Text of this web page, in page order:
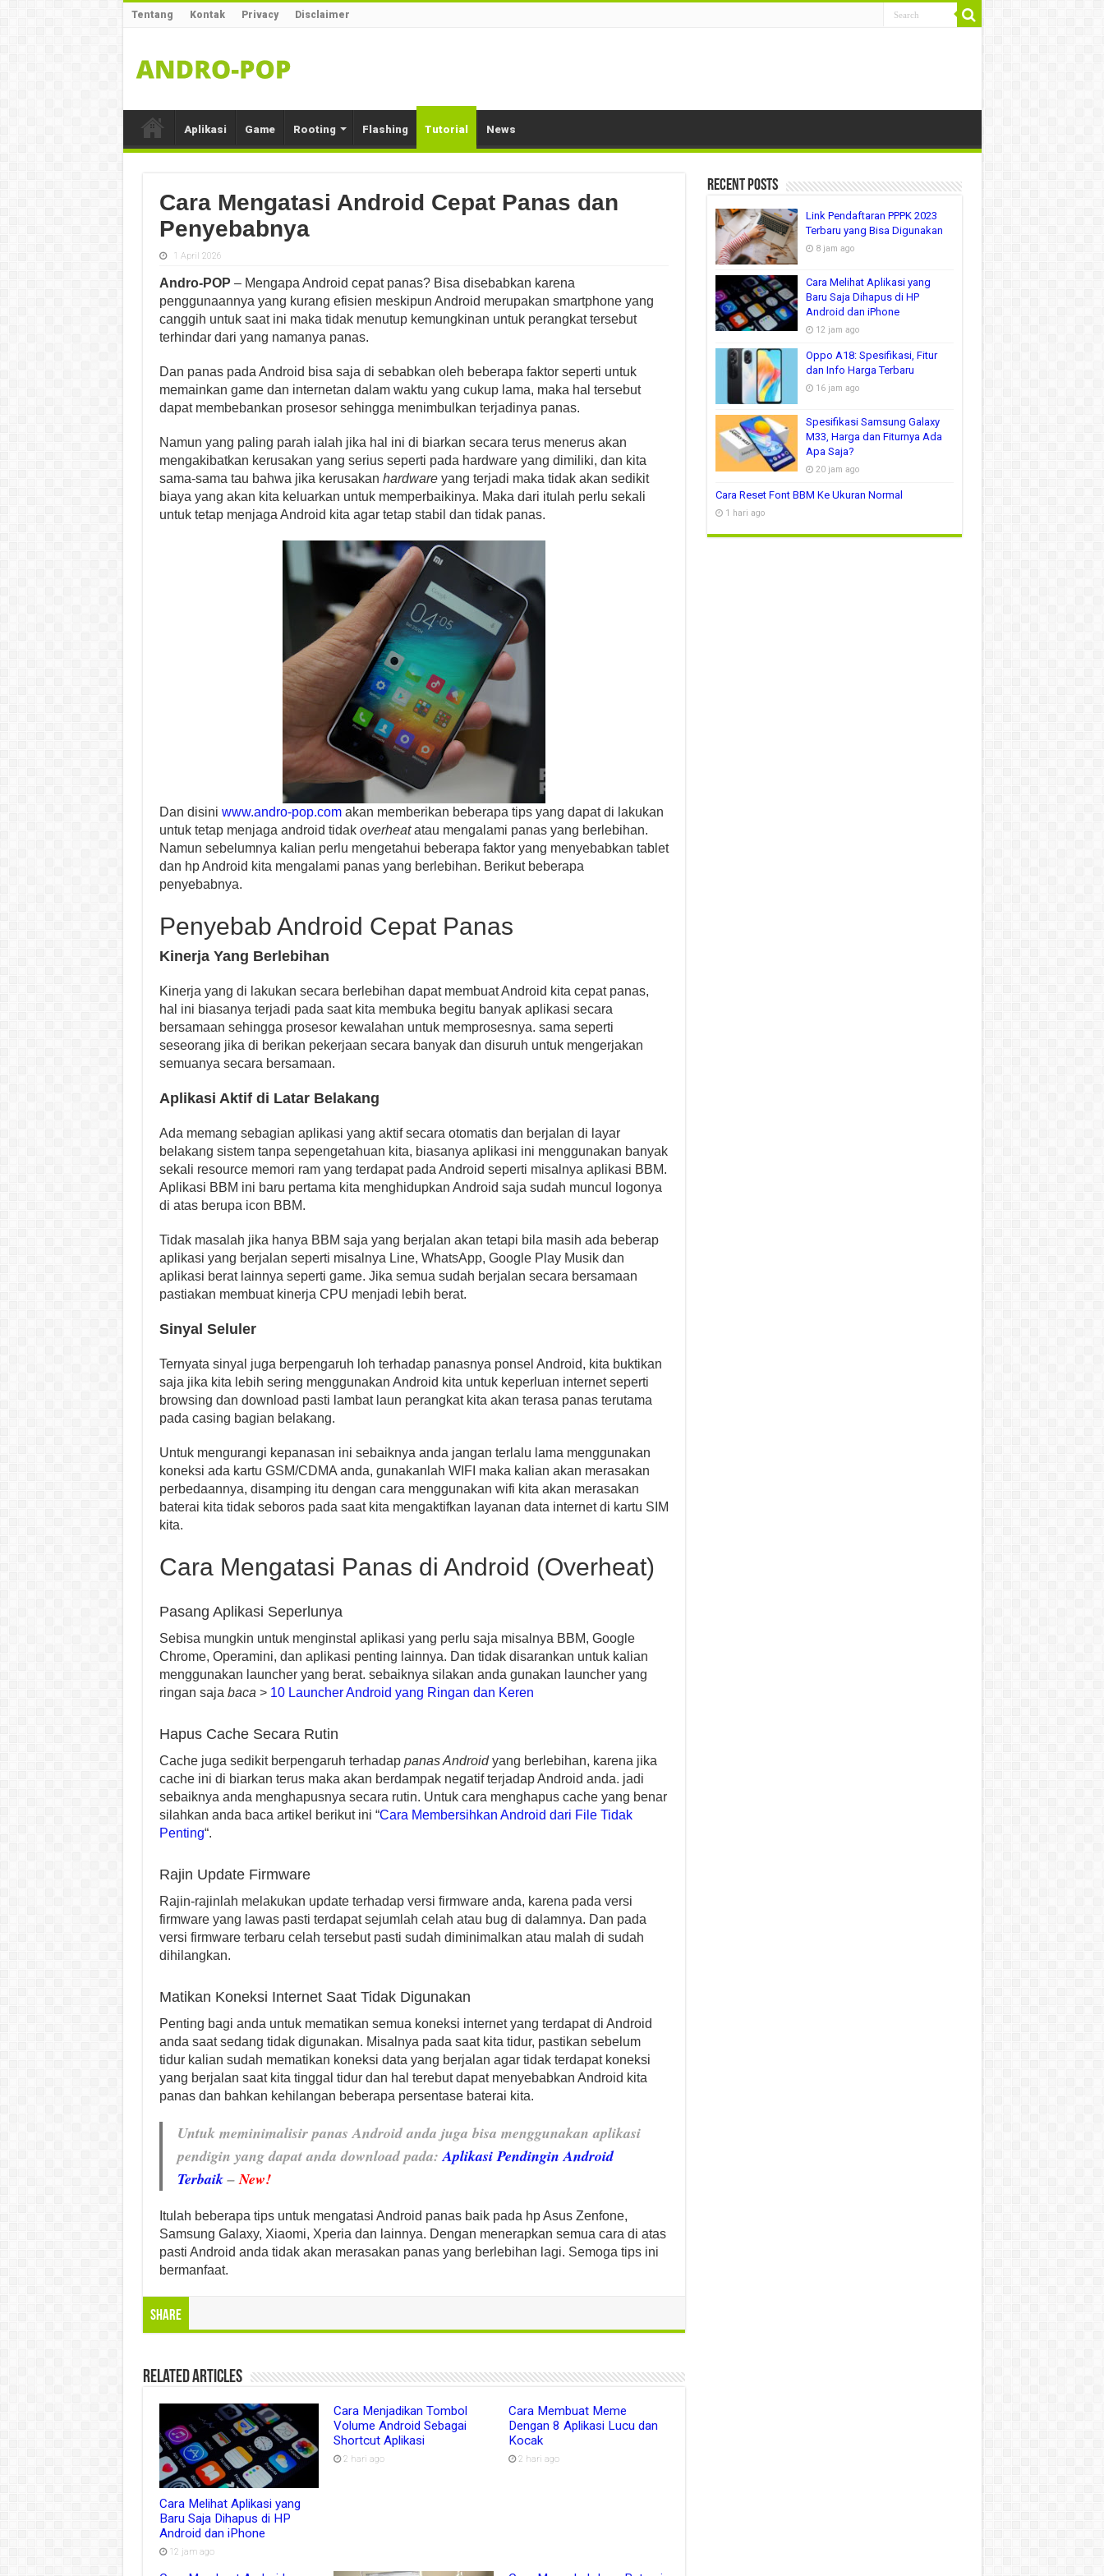
Tentang Kontak Privacy Disclaimer
Aplikasi Game Rooting Flashing Tutorial News
Cara Mengatasi Android Cepat Panas dan
Penyebabnya
1 April 2026
Andro-POP – Mengapa Android cepat panas? Bisa disebabkan karena
penggunaannya yang kurang efisien meskipun Android merupakan smartphone yang
canggih untuk saat ini maka tidak menutup kemungkinan untuk perangkat tersebut
terhindar dari yang namanya panas.
Dan panas pada Android bisa saja di sebabkan oleh beberapa faktor seperti untuk
memainkan game dan internetan dalam waktu yang cukup lama, maka hal tersebut
dapat membebankan prosesor sehingga menimbulkan terjadinya panas.
Namun yang paling parah ialah jika hal ini di biarkan secara terus menerus akan
mengakibatkan kerusakan yang serius seperti pada hardware yang dimiliki, dan kita
sama-sama tau bahwa jika kerusakan hardwareyang terjadi maka tidak akan sedikit
biaya yang akan kita keluarkan untuk memperbaikinya. Maka dari itulah perlu sekali
untuk tetap menjaga Android kita agar tetap stabil dan tidak panas.
Dan disini www.andro-pop.comakan memberikan beberapa tips yang dapat di lakukan
untuk tetap menjaga android tidak overheatatau mengalami panas yang berlebihan.
Namun sebelumnya kalian perlu mengetahui beberapa faktor yang menyebabkan tablet
dan hp Android kita mengalami panas yang berlebihan. Berikut beberapa
penyebabnya.
Penyebab Android Cepat Panas
Kinerja Yang Berlebihan
Kinerja yang di lakukan secara berlebihan dapat membuat Android kita cepat panas,
hal ini biasanya terjadi pada saat kita membuka begitu banyak aplikasi secara
bersamaan sehingga prosesor kewalahan untuk memprosesnya. sama seperti
seseorang jika di berikan pekerjaan secara banyak dan disuruh untuk mengerjakan
semuanya secara bersamaan.
Aplikasi Aktif di Latar Belakang
Ada memang sebagian aplikasi yang aktif secara otomatis dan berjalan di layar
belakang sistem tanpa sepengetahuan kita, biasanya aplikasi ini menggunakan banyak
sekali resource memori ram yang terdapat pada Android seperti misalnya aplikasi BBM.
Aplikasi BBM ini baru pertama kita menghidupkan Android saja sudah muncul logonya
di atas berupa icon BBM.
Tidak masalah jika hanya BBM saja yang berjalan akan tetapi bila masih ada beberap
aplikasi yang berjalan seperti misalnya Line, WhatsApp, Google Play Musik dan
aplikasi berat lainnya seperti game. Jika semua sudah berjalan secara bersamaan
pastiakan membuat kinerja CPU menjadi lebih berat.
Sinyal Seluler
Ternyata sinyal juga berpengaruh loh terhadap panasnya ponsel Android, kita buktikan
saja jika kita lebih sering menggunakan Android kita untuk keperluan internet seperti
browsing dan download pasti lambat laun perangkat kita akan terasa panas terutama
pada casing bagian belakang.
Untuk mengurangi kepanasan ini sebaiknya anda jangan terlalu lama menggunakan
koneksi ada kartu GSM/CDMA anda, gunakanlah WIFI maka kalian akan merasakan
perbedaannya, disamping itu dengan cara menggunakan wifi kita akan merasakan
baterai kita tidak seboros pada saat kita mengaktifkan layanan data internet di kartu SIM
kita.
Cara Mengatasi Panas di Android (Overheat)
Pasang Aplikasi Seperlunya
Sebisa mungkin untuk menginstal aplikasi yang perlu saja misalnya BBM, Google
Chrome, Operamini, dan aplikasi penting lainnya. Dan tidak disarankan untuk kalian
menggunakan launcher yang berat. sebaiknya silakan anda gunakan launcher yang
ringan saja baca > 10 Launcher Android yang Ringan dan Keren
Hapus Cache Secara Rutin
Cache juga sedikit berpengaruh terhadap panas Androidyang berlebihan, karena jika
cache ini di biarkan terus maka akan berdampak negatif terjadap Android anda. jadi
sebaiknya anda menghapusnya secara rutin. Untuk cara menghapus cache yang benar
silahkan anda baca artikel berikut ini “Cara Membersihkan Android dari File Tidak
Penting“.
Rajin Update Firmware
Rajin-rajinlah melakukan update terhadap versi firmware anda, karena pada versi
firmware yang lawas pasti terdapat sejumlah celah atau bug di dalamnya. Dan pada
versi firmware terbaru celah tersebut pasti sudah diminimalkan atau malah di sudah
dihilangkan.
Matikan Koneksi Internet Saat Tidak Digunakan
Penting bagi anda untuk mematikan semua koneksi internet yang terdapat di Android
anda saat sedang tidak digunakan. Misalnya pada saat kita tidur, pastikan sebelum
tidur kalian sudah mematikan koneksi data yang berjalan agar tidak terdapat koneksi
yang berjalan saat kita tinggal tidur dan hal terebut dapat menyebabkan Android kita
panas dan bahkan kehilangan beberapa persentase baterai kita.
Untuk meminimalisir panas Android anda juga bisa menggunakan aplikasi
pendigin yang dapat anda download pada:Aplikasi Pendingin Android
Terbaik–New!
Itulah beberapa tips untuk mengatasi Android panas baik pada hp Asus Zenfone,
Samsung Galaxy, Xiaomi, Xperia dan lainnya. Dengan menerapkan semua cara di atas
pasti Android anda tidak akan merasakan panas yang berlebihan lagi. Semoga tips ini
bermanfaat.
Share
Related Articles
Cara Melihat Aplikasi yang
Baru Saja Dihapus di HP
Android dan iPhone
12 jam ago
Cara Menjadikan Tombol
Volume Android Sebagai
Shortcut Aplikasi
2 hari ago
Cara Membuat Meme
Dengan 8 Aplikasi Lucu dan
Kocak
2 hari ago
Recent Posts
Link Pendaftaran PPPK 2023
Terbaru yang Bisa Digunakan
8 jam ago
Cara Melihat Aplikasi yang
Baru Saja Dihapus di HP
Android dan iPhone
12 jam ago
Oppo A18: Spesifikasi, Fitur
dan Info Harga Terbaru
16 jam ago
Spesifikasi Samsung Galaxy
M33, Harga dan Fiturnya Ada
Apa Saja?
20 jam ago
Cara Reset Font BBM Ke Ukuran Normal
1 hari ago